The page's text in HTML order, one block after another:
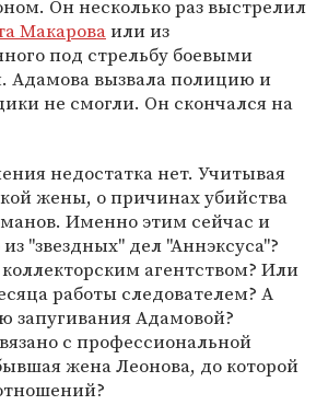
Он несколько раз выстрелил
Макароваили из
под стрельбу боевыми
Адамова вызвала полицию и
не смогли. Он скончался на
недостатка нет. Учитывая
жены, о причинах убийства
Именно этим сейчас и
"звездных" дел "Аннэксуса"?
агентством? Или
работы следователем? А
запугивания Адамовой?
с профессиональной
жена Леонова, до которой